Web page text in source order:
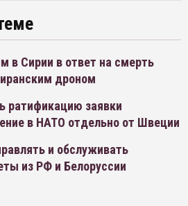
в Сирии в ответ на смерть
дроном
ратификацию заявки
в НАТО отдельно от Швеции
и обслуживать
из РФ и Белоруссии